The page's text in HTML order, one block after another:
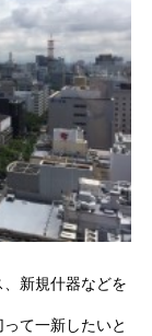
新規什器などを
て一新したいと